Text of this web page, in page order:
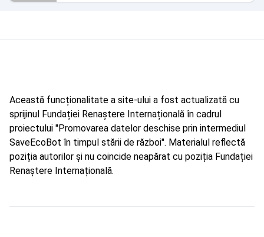
Această funcționalitate a site-ului a fost actualizată cu
sprijinul Fundației Renaștere Internațională în cadrul
proiectului "Promovarea datelor deschise prin intermediul
SaveEcoBot în timpul stării de război". Materialul reflectă
poziția autorilor și nu coincide neapărat cu poziția Fundației
Renaștere Internațională.